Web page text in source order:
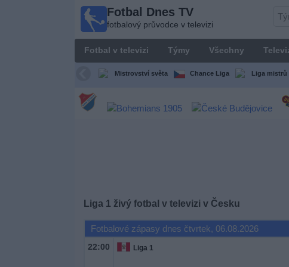
Fotbal Dnes TV
fotbalový průvodce v televizi
Fotbal v televizi Týmy Všechny
Mistrovství světa Chance Liga Liga mistrů
Liga 1 živý fotbal v televizi v Česku
Fotbalové zápasy dnes čtvrtek, 06.08.2026
22:00 Liga 1